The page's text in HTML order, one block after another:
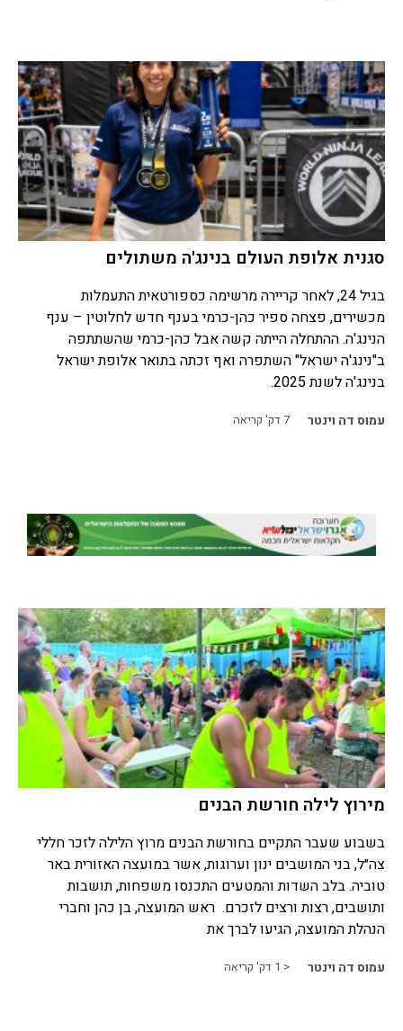
סגנית אלופת העולם בנינג'ה משתולים
בגיל 24, לאחר קריירה מרשימה כספורטאית התעמלות
מכשירים, פצחה ספיר כהן-כרמי בענף חדש לחלוטין – ענף
הנינג'ה. ההתחלה הייתה קשה אבל כהן-כרמי שהשתתפה
ב"נינג'ה ישראל" השתפרה ואף זכתה בתואר אלופת ישראל
בנינג'ה לשנת 2025.
עמוס דה וינטר 7דק' קריאה
מירוץ לילה חורשת הבנים
בשבוע שעבר התקיים בחורשת הבנים מרוץ הלילה לזכר חללי
צה״ל, בני המושבים ינון וערוגות, אשר במועצה האזורית באר
טוביה. בלב השדות והמטעים התכנסו משפחות, תושבות
ותושבים, רצות ורצים לזכרם. ראש המועצה, בן כהן וחברי
הנהלת המועצה, הגיעו לברך את
עמוס דה וינטר < 1 דק' קריאה